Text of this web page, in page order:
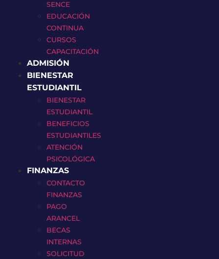
SENCE
EDUCACIÓN
CONTINUA
CURSOS
CAPACITACIÓN
ADMISIÓN
BIENESTAR
ESTUDIANTIL
BIENESTAR
ESTUDIANTIL
BENEFICIOS
ESTUDIANTILES
ATENCIÓN
PSICOLÓGICA
FINANZAS
CONTACTO
FINANZAS
PAGO
ARANCEL
BECAS
INTERNAS
SOLICITUD